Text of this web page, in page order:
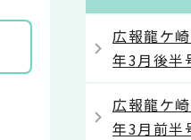
広報龍ケ
年3月後半
広報龍ケ
年3月前半